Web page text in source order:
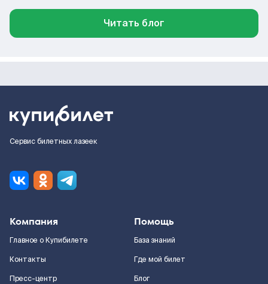
Читать блог
Сервис билетных лазеек
Компания
Главное о Купибилете
Контакты
Пресс-центр
Помощь
База знаний
Где мой билет
Блог